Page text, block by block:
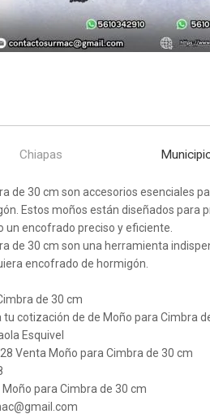
Chiapas
de 30 cm son accesorios esenciales
Estos moños están diseñados para
un encofrado preciso y eficiente.
de 30 cm son una herramienta
encofrado de hormigón.
de 30 cm
cotización de de Moño para Cimbra
Esquivel
Venta Moño para Cimbra de 30 cm
para Cimbra de 30 cm